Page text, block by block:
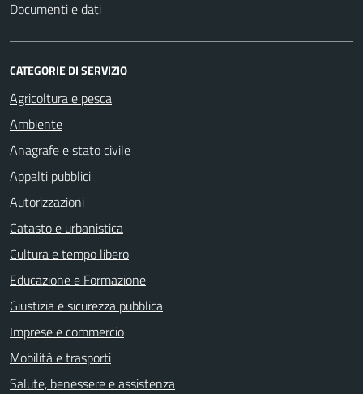
Documenti e dati
CATEGORIE DI SERVIZIO
Agricoltura e pesca
Ambiente
Anagrafe e stato civile
Appalti pubblici
Autorizzazioni
Catasto e urbanistica
Cultura e tempo libero
Educazione e Formazione
Giustizia e sicurezza pubblica
Imprese e commercio
Mobilità e trasporti
Salute, benessere e assistenza